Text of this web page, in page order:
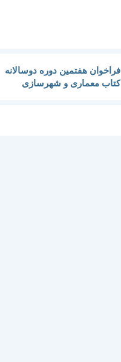
فراخوان هفتمین دوره دوسالانه
کتاب معماری و شهرسازی